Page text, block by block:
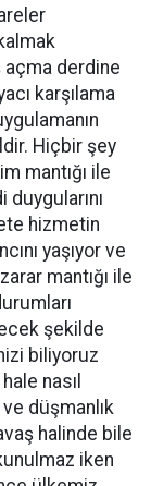
açma derdine
karşılama
Hiçbir şey
mantığı ile
hizmetin
yaşıyor ve
mantığı ile
şekilde
biliyoruz
nasıl
düşmanlık
halinde bile
iken